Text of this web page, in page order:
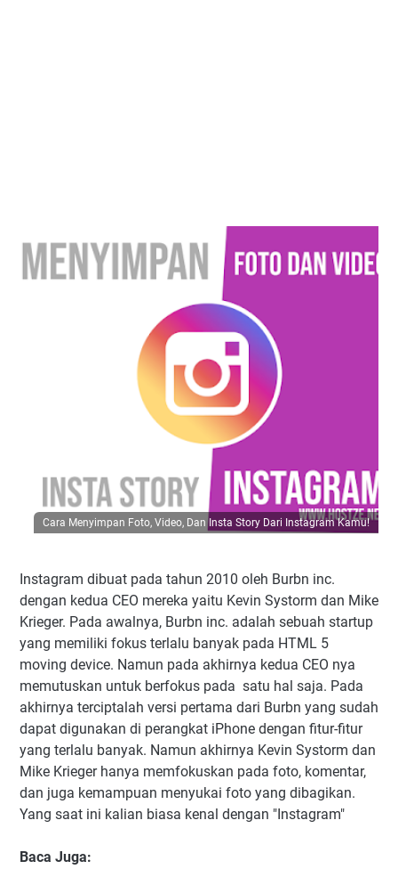
Cara Menyimpan Foto, Video, Dan Insta Story Dari Instagram Kamu!
Instagram dibuat pada tahun 2010 oleh Burbn inc.
dengan kedua CEO mereka yaitu Kevin Systorm dan Mike
Krieger. Pada awalnya, Burbn inc. adalah sebuah startup
yang memiliki fokus terlalu banyak pada HTML 5
moving device. Namun pada akhirnya kedua CEO nya
memutuskan untuk berfokus pada satu hal saja. Pada
akhirnya terciptalah versi pertama dari Burbn yang sudah
dapat digunakan di perangkat iPhone dengan fitur-fitur
yang terlalu banyak. Namun akhirnya Kevin Systorm dan
Mike Krieger hanya memfokuskan pada foto, komentar,
dan juga kemampuan menyukai foto yang dibagikan.
Yang saat ini kalian biasa kenal dengan "Instagram"
Baca Juga: